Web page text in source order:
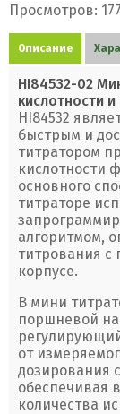
Просмотров:
Описание
HI84532-02
кислотности
HI84532
быстрым и
титратором
кислотности
основного
титраторе
алгоритмом,
титрования с
корпусе.
В мини
поршневой
от
дозирования
обеспечивая
количества